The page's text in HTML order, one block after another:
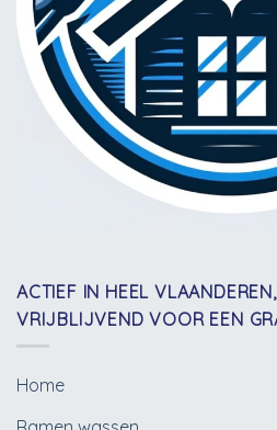
ACTIEF IN HEEL
VRIJBLIJVEND VOOR EEN
Home